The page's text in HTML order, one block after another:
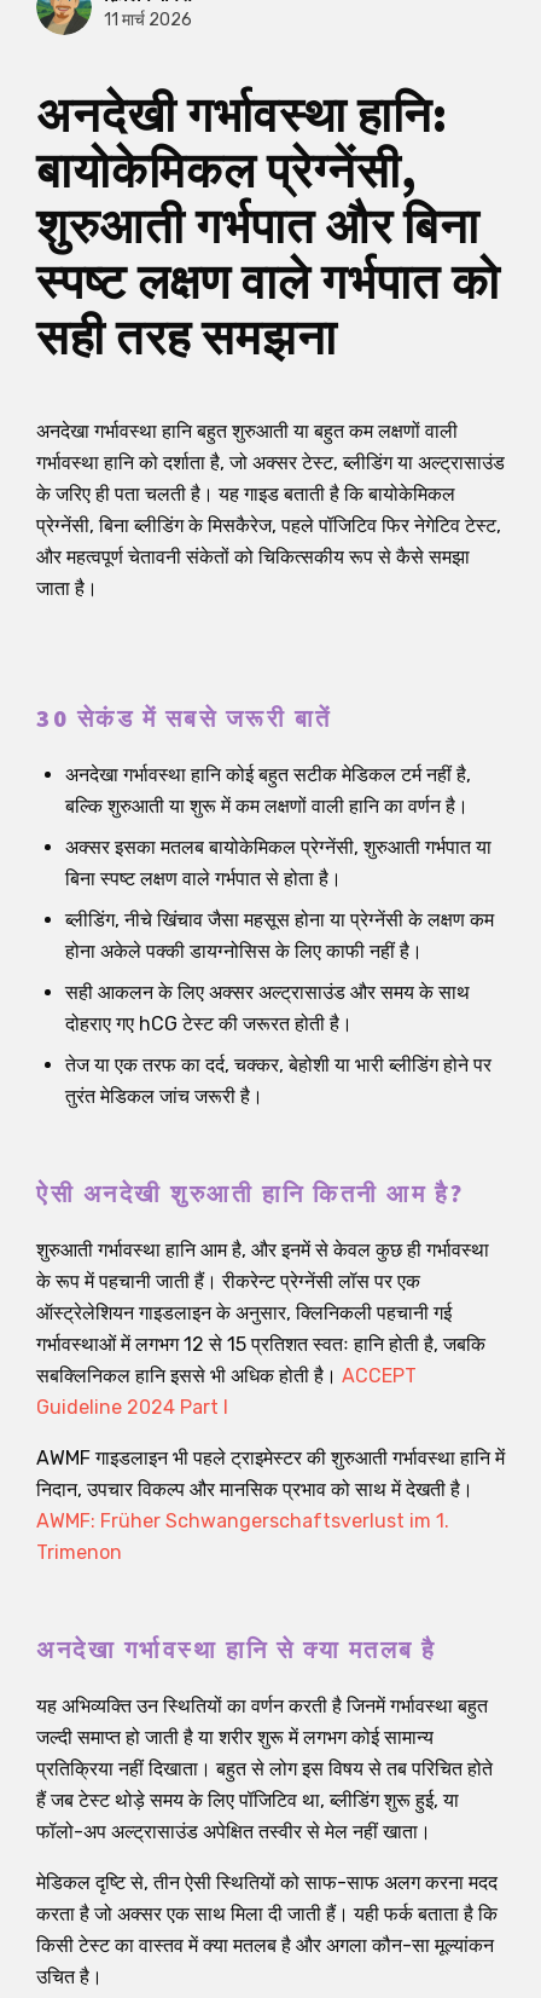
11 मार्च 2026
अनदेखी गर्भावस्था हानि:
बायोकेमिकल प्रेग्नेंसी,
शुरुआती गर्भपात और बिना
स्पष्ट लक्षण वाले गर्भपात को
सही तरह समझना
अनदेखा गर्भावस्था हानि बहुत शुरुआती या बहुत कम लक्षणों वाली
गर्भावस्था हानि को दर्शाता है, जो अक्सर टेस्ट, ब्लीडिंग या अल्ट्रासाउंड
के जरिए ही पता चलती है। यह गाइड बताती है कि बायोकेमिकल
प्रेग्नेंसी, बिना ब्लीडिंग के मिसकैरेज, पहले पॉजिटिव फिर नेगेटिव टेस्ट,
और महत्वपूर्ण चेतावनी संकेतों को चिकित्सकीय रूप से कैसे समझा
जाता है।
30 सेकंड में सबसे जरूरी बातें
अनदेखा गर्भावस्था हानि कोई बहुत सटीक मेडिकल टर्म नहीं है,
बल्कि शुरुआती या शुरू में कम लक्षणों वाली हानि का वर्णन है।
अक्सर इसका मतलब बायोकेमिकल प्रेग्नेंसी, शुरुआती गर्भपात या
बिना स्पष्ट लक्षण वाले गर्भपात से होता है।
ब्लीडिंग, नीचे खिंचाव जैसा महसूस होना या प्रेग्नेंसी के लक्षण कम
होना अकेले पक्की डायग्नोसिस के लिए काफी नहीं है।
सही आकलन के लिए अक्सर अल्ट्रासाउंड और समय के साथ
दोहराए गए hCG टेस्ट की जरूरत होती है।
तेज या एक तरफ का दर्द, चक्कर, बेहोशी या भारी ब्लीडिंग होने पर
तुरंत मेडिकल जांच जरूरी है।
ऐसी अनदेखी शुरुआती हानि कितनी आम है?
शुरुआती गर्भावस्था हानि आम है, और इनमें से केवल कुछ ही गर्भावस्था
के रूप में पहचानी जाती हैं। रीकरेन्ट प्रेग्नेंसी लॉस पर एक
ऑस्ट्रेलेशियन गाइडलाइन के अनुसार, क्लिनिकली पहचानी गई
गर्भावस्थाओं में लगभग 12 से 15 प्रतिशत स्वतः हानि होती है, जबकि
सबक्लिनिकल हानि इससे भी अधिक होती है। ACCEPT
Guideline 2024 Part I
AWMF गाइडलाइन भी पहले ट्राइमेस्टर की शुरुआती गर्भावस्था हानि में
निदान, उपचार विकल्प और मानसिक प्रभाव को साथ में देखती है।
AWMF: Früher Schwangerschaftsverlust im 1.
Trimenon
अनदेखा गर्भावस्था हानि से क्या मतलब है
यह अभिव्यक्ति उन स्थितियों का वर्णन करती है जिनमें गर्भावस्था बहुत
जल्दी समाप्त हो जाती है या शरीर शुरू में लगभग कोई सामान्य
प्रतिक्रिया नहीं दिखाता। बहुत से लोग इस विषय से तब परिचित होते
हैं जब टेस्ट थोड़े समय के लिए पॉजिटिव था, ब्लीडिंग शुरू हुई, या
फॉलो-अप अल्ट्रासाउंड अपेक्षित तस्वीर से मेल नहीं खाता।
मेडिकल दृष्टि से, तीन ऐसी स्थितियों को साफ-साफ अलग करना मदद
करता है जो अक्सर एक साथ मिला दी जाती हैं। यही फर्क बताता है कि
किसी टेस्ट का वास्तव में क्या मतलब है और अगला कौन-सा मूल्यांकन
उचित है।